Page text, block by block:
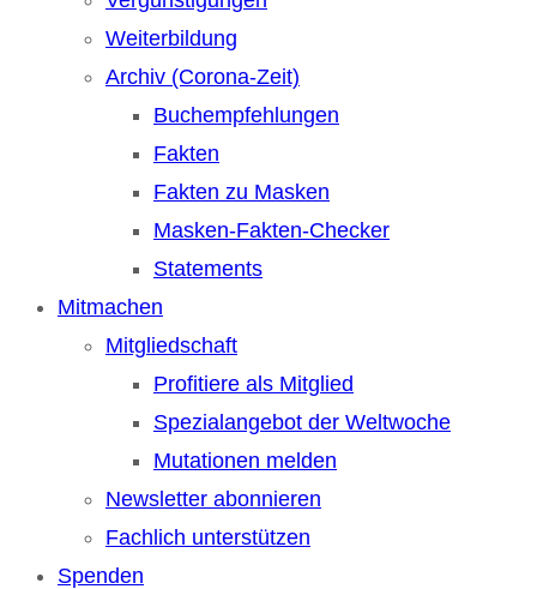
Weiterbildung
Archiv (Corona-Zeit)
Buchempfehlungen
Fakten
Fakten zu Masken
Masken-Fakten-Checker
Statements
Mitmachen
Mitgliedschaft
Profitiere als Mitglied
Spezialangebot der Weltwoche
Mutationen melden
Newsletter abonnieren
Fachlich unterstützen
Spenden